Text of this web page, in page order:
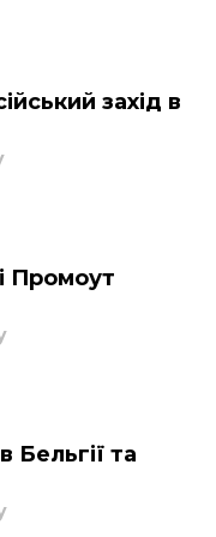
захід в
Промоут
Бельгії та